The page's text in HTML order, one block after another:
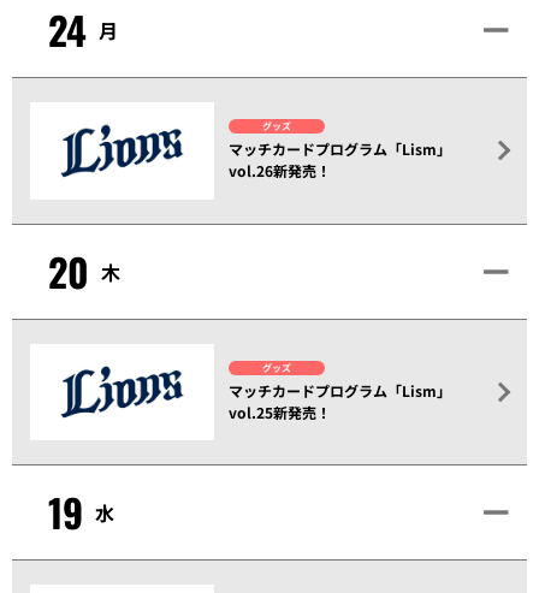
24 月
グッズ
マッチカードプログラム「Lism」
vol.26新発売！
20 木
グッズ
マッチカードプログラム「Lism」
vol.25新発売！
19 水